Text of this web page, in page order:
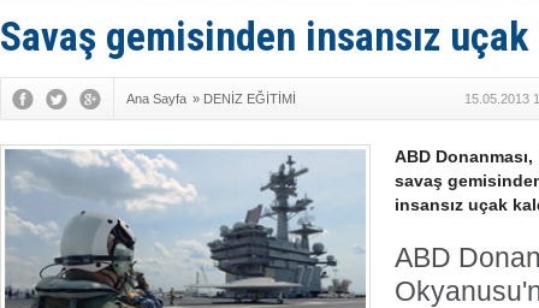
Savaş gemisinden insansız uçak
Ana Sayfa » DENİZ EĞİTİMİ 15.05.2013
ABD
savaş
insansız uçak
ABD